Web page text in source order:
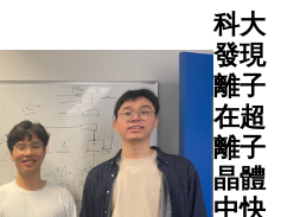
題研討
會」昨
日圓滿
舉行。
研討會
以「構
建全球
科大
發現
離子
在超
離子
晶體
中快